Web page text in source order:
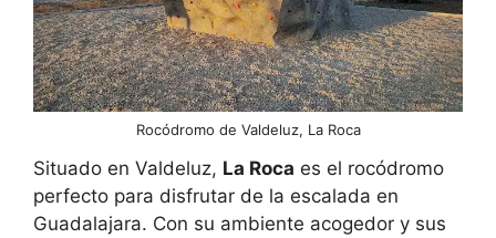
Rocódromo de Valdeluz, La Roca
Situado en Valdeluz, La Roca es el rocódromo
perfecto para disfrutar de la escalada en
Guadalajara. Con su ambiente acogedor y sus